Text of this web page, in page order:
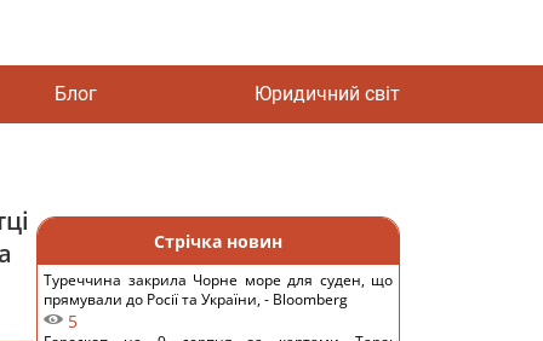
Блог Юридичний світ
Стрічка новин
Туреччина закрила Чорне море для суден, що
прямували до Росії та України, - Bloomberg
5